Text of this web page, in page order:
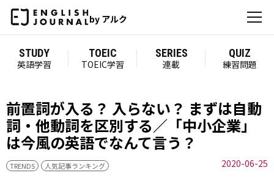
by アルク
STUDY
英語学習
TOEIC
TOEIC学習
SERIES
連載
QUIZ
練習問題
前置詞が入る？ 入らない？ まずは自動
詞・他動詞を区別する／「中小企業」
は今風の英語でなんて言う？
TRENDS 人気記事ランキング 2020-06-25